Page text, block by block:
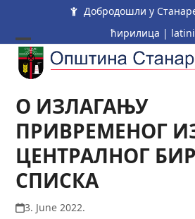
content
Добродошли у
ћирилица |
Open
mobile
menu
Close
mobile
menu
О ИЗЛАГАЊУ
ПРИВРЕМЕНОГ
ЦЕНТРАЛНОГ
СПИСКА
3. June 2022.